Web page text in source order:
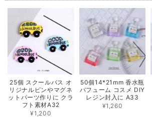
25個 スクールバス オ
リジナルピンやマグネ
ットパーツ作りに クラ
フト素材A32
¥1,200
50個14*21mm 香水瓶
パフューム コスメ DIY
レジン封入に A33
¥1,260